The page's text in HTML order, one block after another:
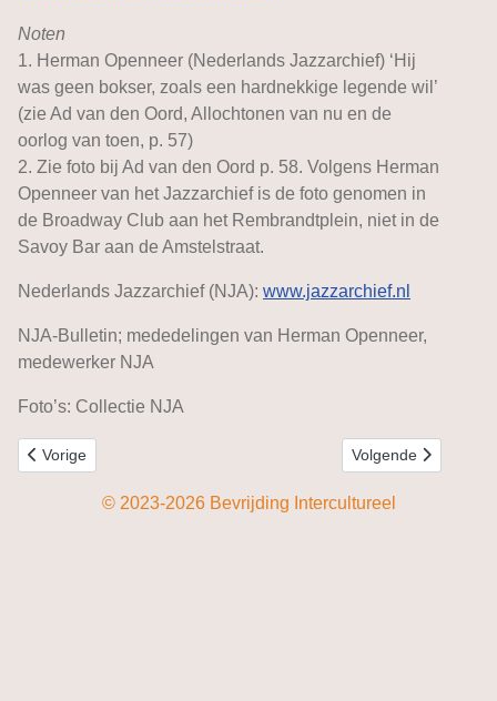
Noten
1. Herman Openneer (Nederlands Jazzarchief) ‘Hij
was geen bokser, zoals een hardnekkige legende wil’
(zie Ad van den Oord, Allochtonen van nu en de
oorlog van toen, p. 57)
2. Zie foto bij Ad van den Oord p. 58. Volgens Herman
Openneer van het Jazzarchief is de foto genomen in
de Broadway Club aan het Rembrandtplein, niet in de
Savoy Bar aan de Amstelstraat.
Nederlands Jazzarchief (NJA): www.jazzarchief.nl
NJA-Bulletin; mededelingen van Herman Openneer,
medewerker NJA
Foto’s: Collectie NJA
Vorig artikel: Surinaamse joden, inleiding
Vorige Volgende artikel:
Volgende
© 2023-2026 Bevrijding Intercultureel